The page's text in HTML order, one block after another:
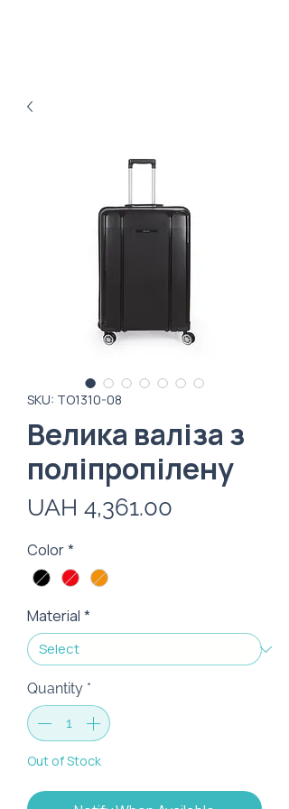
SKU: ТО1310-08
Велика валіза з
поліпропілену
UAH 4,361.00
Color*
Material *
Quantity *
Out of Stock